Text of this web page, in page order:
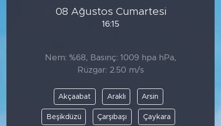
08 Ağustos Cumartesi
16:15
Nem: %68, Basınç: 1009 hpa hPa,
Rüzgar: 2.50 m/s
Akçaabat Araklı Arsin
Beşikdüzü Çarşıbaşı Çaykara
Sektör